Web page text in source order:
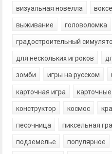
визуальная новелла
выживание головоломка
градостроительный
для нескольких игроков
зомби игры на русском
карточная игра
конструктор космос
песочница пиксельная
подземелье популярное